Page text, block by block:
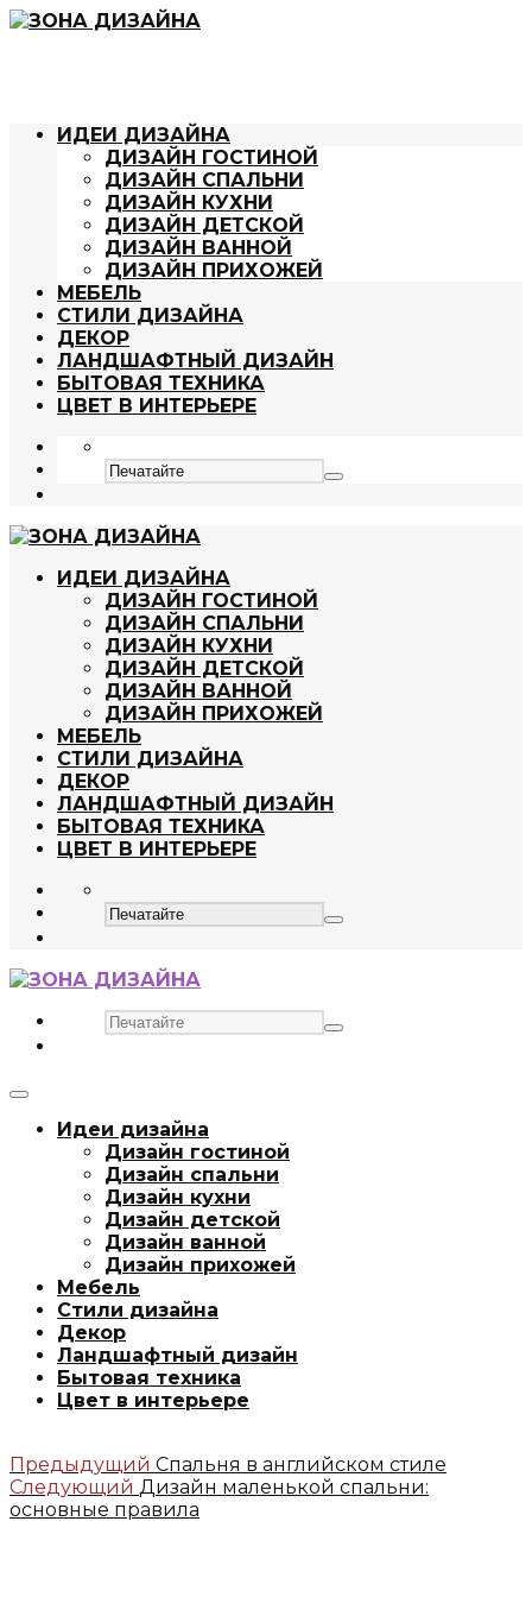
ИДЕИ ДИЗАЙНА
ДИЗАЙН ГОСТИНОЙ
ДИЗАЙН СПАЛЬНИ
ДИЗАЙН КУХНИ
ДИЗАЙН ДЕТСКОЙ
ДИЗАЙН ВАННОЙ
ДИЗАЙН ПРИХОЖЕЙ
МЕБЕЛЬ
СТИЛИ ДИЗАЙНА
ДЕКОР
ЛАНДШАФТНЫЙ ДИЗАЙН
БЫТОВАЯ ТЕХНИКА
ЦВЕТ В ИНТЕРЬЕРЕ
ИДЕИ ДИЗАЙНА
ДИЗАЙН ГОСТИНОЙ
ДИЗАЙН СПАЛЬНИ
ДИЗАЙН КУХНИ
ДИЗАЙН ДЕТСКОЙ
ДИЗАЙН ВАННОЙ
ДИЗАЙН ПРИХОЖЕЙ
МЕБЕЛЬ
СТИЛИ ДИЗАЙНА
ДЕКОР
ЛАНДШАФТНЫЙ ДИЗАЙН
БЫТОВАЯ ТЕХНИКА
ЦВЕТ В ИНТЕРЬЕРЕ
Идеи дизайна
Дизайн гостиной
Дизайн спальни
Дизайн кухни
Дизайн детской
Дизайн ванной
Дизайн прихожей
Мебель
Стили дизайна
Декор
Ландшафтный дизайн
Бытовая техника
Цвет в интерьере
Предыдущий Спальня в английском стиле
Следующий Дизайн маленькой спальни:
основные правила